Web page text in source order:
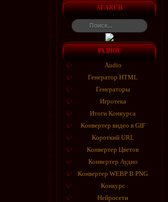
SEARCH
РАЗНОЕ
Audio
Генератор HTML
Генераторы
Игротека
Итоги Конкурса
Конвертер видео в GIF
Короткий URL
Конвертер Цветов
Конвертер Аудио
Конвертер WEBP В PNG
Конкурс
Нейросети